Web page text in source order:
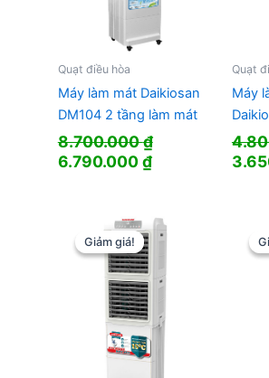
Quạt điều hòa
Máy làm mát Daikiosan
DM104 2 tầng làm mát
8.700.000₫
Giá
8.700.000 ₫.
6.790.000₫Giá
là:
6.790.000 ₫.
Quạt
Máy
Giá
Giảm giá!
Giảm giá!